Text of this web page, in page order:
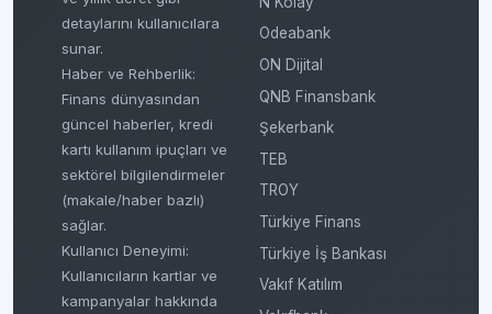
detaylarını kullanıcılara
sunar.
Haber ve Rehberlik:
Finans dünyasından
güncel haberler, kredi
kartı kullanım ipuçları ve
sektörel bilgilendirmeler
(makale/haber bazlı)
sağlar.
Kullanıcı Deneyimi:
Kullanıcıların kartlar ve
kampanyalar hakkında
Odeabank
ON Dijital
QNB Finansbank
Şekerbank
TEB
TROY
Türkiye Finans
Türkiye İş Bankası
Vakıf Katılım